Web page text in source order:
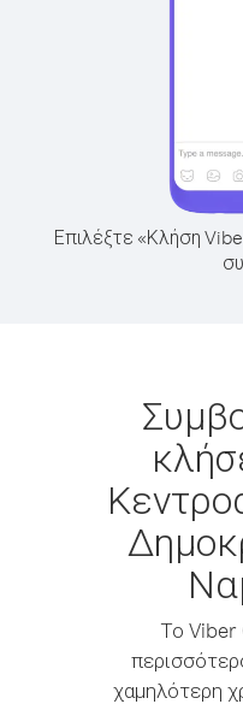
Επιλέξτε «Κλήση
Το Viber
χαμηλότερη